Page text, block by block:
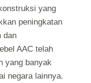
yang
peningkatan
dan
AAC telah
yang banyak
negara lainnya.